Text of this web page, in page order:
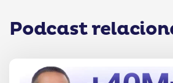
Podcast